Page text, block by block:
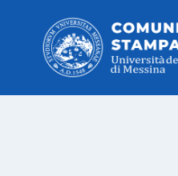
contenuto